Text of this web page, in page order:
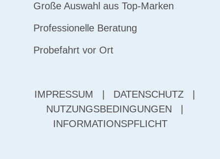
Große Auswahl aus Top-Marken
Professionelle Beratung
Probefahrt vor Ort
IMPRESSUM DATENSCHUTZ
NUTZUNGSBEDINGUNGEN
INFORMATIONSPFLICHT